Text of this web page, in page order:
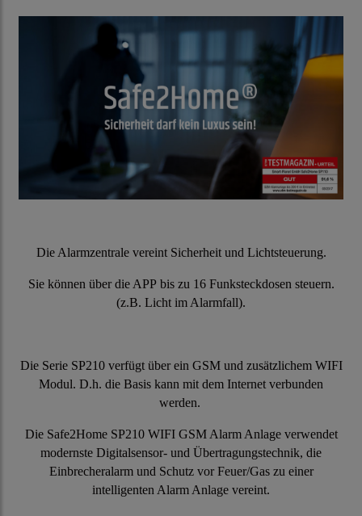
Die Alarmzentrale vereint Sicherheit und Lichtsteuerung.
Sie können über die APP bis zu 16 Funksteckdosen steuern.
(z.B. Licht im Alarmfall).
Die Serie SP210 verfügt über ein GSM und zusätzlichem WIFI
Modul. D.h. die Basis kann mit dem Internet verbunden
werden.
Die Safe2Home SP210 WIFI GSM Alarm Anlage verwendet
modernste Digitalsensor- und Übertragungstechnik, die
Einbrecheralarm und Schutz vor Feuer/Gas zu einer
intelligenten Alarm Anlage vereint.